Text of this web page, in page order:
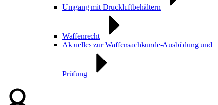
Umgang mit Druckluftbehältern
Waffenrecht
Aktuelles zur Waffensachkunde-Ausbildung und
Prüfung